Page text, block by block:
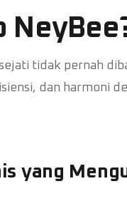
tidak pernah
dan harmoni
yang